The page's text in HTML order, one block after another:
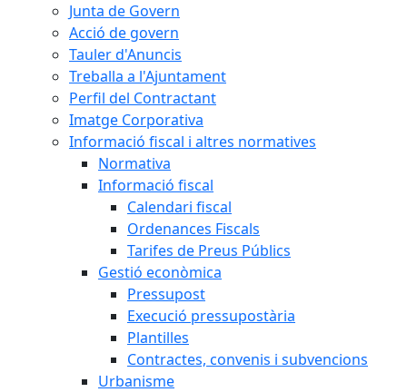
Junta de Govern
Acció de govern
Tauler d'Anuncis
Treballa a l'Ajuntament
Perfil del Contractant
Imatge Corporativa
Informació fiscal i altres normatives
Normativa
Informació fiscal
Calendari fiscal
Ordenances Fiscals
Tarifes de Preus Públics
Gestió econòmica
Pressupost
Execució pressupostària
Plantilles
Contractes, convenis i subvencions
Urbanisme